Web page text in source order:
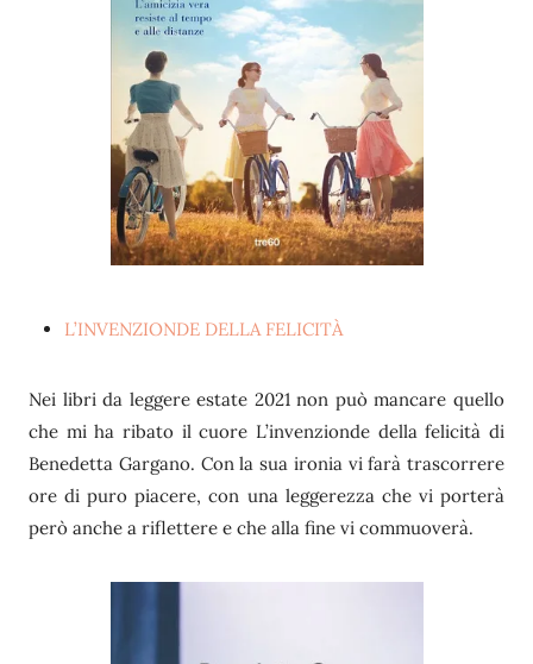
L’INVENZIONDE DELLA FELICITÀ
Nei libri da leggere estate 2021 non può mancare quello
che mi ha ribato il cuore L’invenzionde della felicità di
Benedetta Gargano. Con la sua ironia vi farà trascorrere
ore di puro piacere, con una leggerezza che vi porterà
però anche a riflettere e che alla fine vi commuoverà.